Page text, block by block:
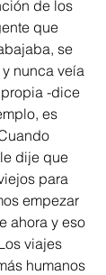
de los
que
se
nunca veía
-dice
es
dije que
para
empezar
ahora y eso
viajes
humanos